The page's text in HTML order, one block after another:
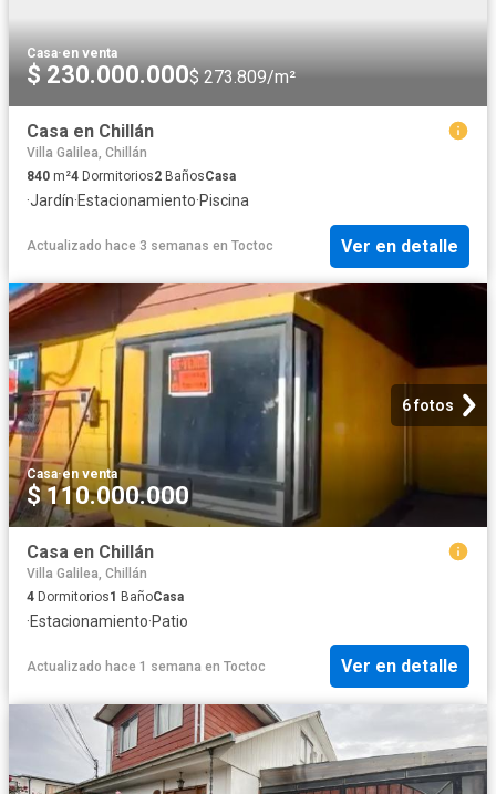
Casa·en venta
$ 230.000.000$ 273.809/m²
Casa en Chillán
Villa Galilea, Chillán
840 m²4 Dormitorios2 BañosCasa
·Jardín·Estacionamiento·Piscina
Actualizado hace 3 semanas en Toctoc Ver en detalle
6 fotos
Casa·en venta
$ 110.000.000
Casa en Chillán
Villa Galilea, Chillán
4 Dormitorios1 BañoCasa
·Estacionamiento·Patio
Actualizado hace 1 semana en Toctoc Ver en detalle